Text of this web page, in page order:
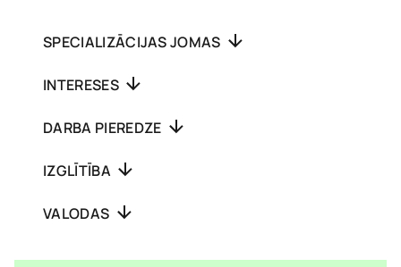
SPECIALIZĀCIJAS JOMAS
INTERESES
DARBA PIEREDZE
IZGLĪTĪBA
VALODAS